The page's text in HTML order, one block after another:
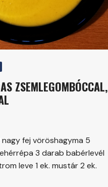
ZSEMLEGOMBÓCCAL,
nagy fej vöröshagyma 5
3 darab babérlevél
leve 1 ek. mustár 2 ek.